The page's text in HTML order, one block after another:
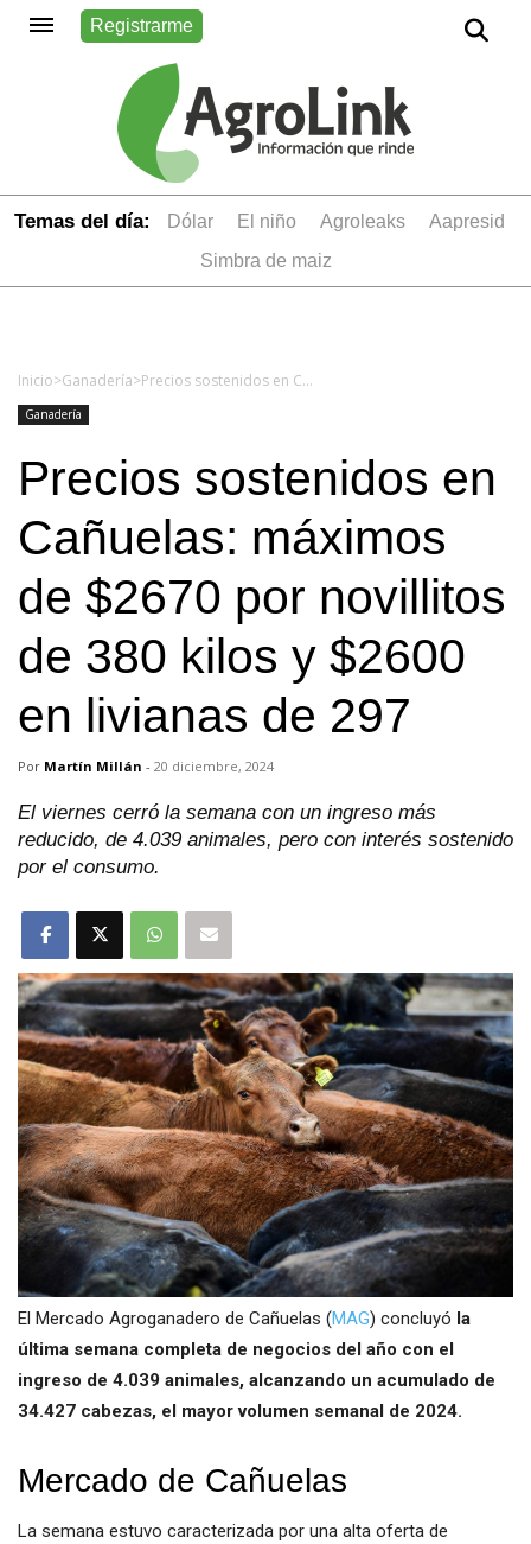
Registrarme
Temas del día: dólar el niño Agroleaks
aapresid
simbra de maiz
Inicio>Ganadería> Precios sostenidos en Cañuelas: máximos de $2670 por novillitos de 380 kilos y $2600 en livianas de 297
Ganadería
Precios sostenidos en
Cañuelas: máximos
de $2670 por novillitos
de 380 kilos y $2600
en livianas de 297
Por Martín Millán - 20 diciembre, 2024
El viernes cerró la semana con un ingreso más
reducido, de 4.039 animales, pero con interés sostenido
por el consumo.
El Mercado Agroganadero de Cañuelas (MAG) concluyó la
última semana completa de negocios del año con el
ingreso de 4.039 animales, alcanzando un acumulado de
34.427 cabezas, el mayor volumen semanal de 2024.
Mercado de Cañuelas
La semana estuvo caracterizada por una alta oferta de